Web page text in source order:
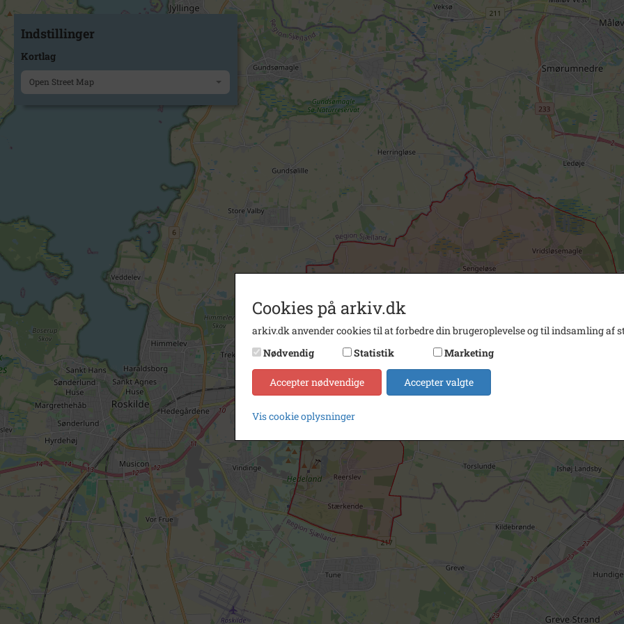
Indstillinger
Kortlag
Open Street Map
Cookies på arkiv.dk
arkiv.dk anvender cookies til at forbedre din brugeroplevelse og til indsamling af
Nødvendig
Statistik Marketing
Accepter nødvendige Accepter valgte
Vis cookie oplysninger